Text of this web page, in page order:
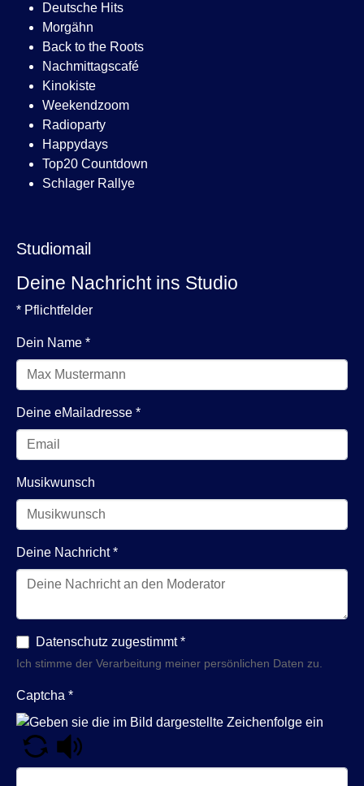
Deutsche Hits
Morgähn
Back to the Roots
Nachmittagscafé
Kinokiste
Weekendzoom
Radioparty
Happydays
Top20 Countdown
Schlager Rallye
Studiomail
Deine Nachricht ins Studio
* Pflichtfelder
Dein Name *
Deine eMailadresse *
Musikwunsch
Deine Nachricht*
Datenschutz zugestimmt*
Ich stimme der Verarbeitung meiner persönlichen Daten zu.
Captcha *